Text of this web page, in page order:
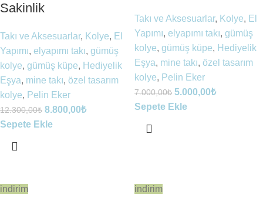
Sakinlik
Takı ve Aksesuarlar, Kolye, El
Yapımı, elyapımı takı, gümüş
kolye, gümüş küpe, Hediyelik
Eşya, mine takı, özel tasarım
kolye, Pelin Eker
12.300,00₺ 8.800,00₺
Sepete Ekle
Takı ve Aksesuarlar, Kolye, El
Yapımı, elyapımı takı, gümüş
kolye, gümüş küpe, Hediyelik
Eşya, mine takı, özel tasarım
kolye, Pelin Eker
7.000,00₺ 5.000,00₺
Sepete Ekle
indirim indirim